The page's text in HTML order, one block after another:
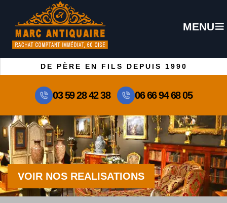
MENU
DE PÈRE EN FILS DEPUIS 1990
03 59 28 42 38 06 66 94 68 05
VOIR NOS REALISATIONS